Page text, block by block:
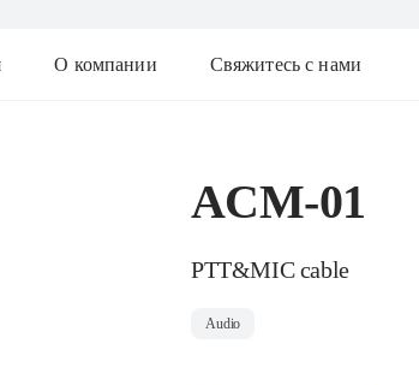
О компании Свяжитесь с нами
ACM-01
PTT&MIC cable
Audio